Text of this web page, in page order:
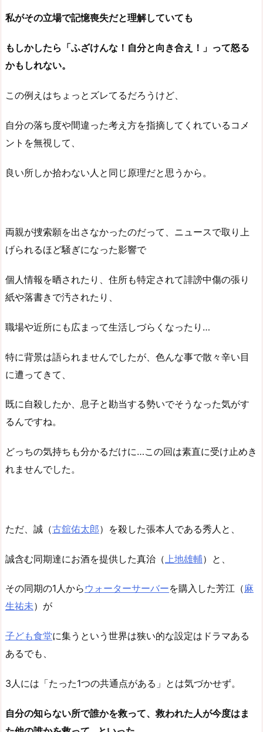
私がその立場で記憶喪失だと理解していても
もしかしたら「ふざけんな！自分と向き合え！」って怒る
かもしれない。
この例えはちょっとズレてるだろうけど、
自分の落ち度や間違った考え方を指摘してくれているコメ
ントを無視して、
良い所しか拾わない人と同じ原理だと思うから。
両親が捜索願を出さなかったのだって、ニュースで取り上
げられるほど騒ぎになった影響で
個人情報を晒されたり、住所も特定されて誹謗中傷の張り
紙や落書きで汚されたり、
職場や近所にも広まって生活しづらくなったり…
特に背景は語られませんでしたが、色んな事で散々辛い目
に遭ってきて、
既に自殺したか、息子と勘当する勢いでそうなった気がす
るんですね。
どっちの気持ちも分かるだけに…この回は素直に受け止めき
れませんでした。
ただ、誠（古舘佑太郎）を殺した張本人である秀人と、
誠含む同期達にお酒を提供した真治（ 上地雄輔）と、
その同期の1人から ウォーターサーバーを購入した芳江（麻
生祐未）が
子ども食堂に集うという世界は狭い的な設定はドラマある
あるでも、
3人には「たった1つの共通点がある」とは気づかせず。
自分の知らない所で誰かを救って、救われた人が今度はま